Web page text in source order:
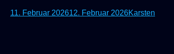
11. Februar 202612. Februar 2026Karsten